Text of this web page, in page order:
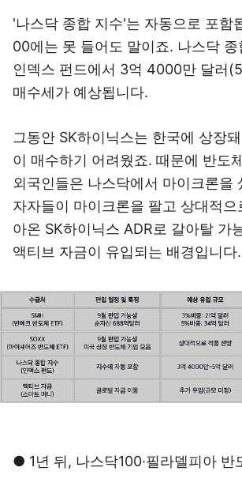
'나스닥 종합 지수'는 자동으로 포함
00에는 못 들어도 말이죠. 나스닥
인덱스 펀드에서 3억 4000만 달러
매수세가 예상됩니다.
그동안 SK하이닉스는 한국에 상장
이 매수하기 어려웠죠. 때문에 반도
외국인들은 나스닥에서 마이크론을
자자들이 마이크론을 팔고 상대적
아온 SK하이닉스 ADR로 갈아탈 가
액티브 자금이 유입되는 배경입니다.
● 1년 뒤, 나스닥100·필라델피아 반